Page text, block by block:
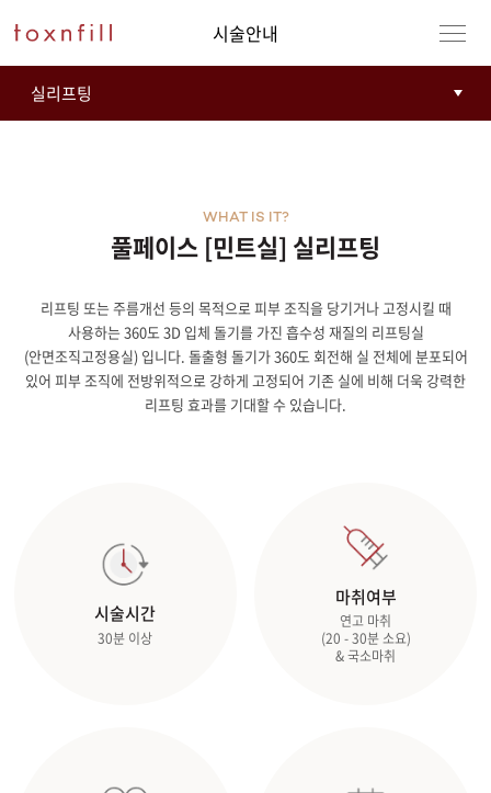
시술안내
풀페이스 [민트실] 실리프팅
WHAT IS IT?
리프팅 또는 주름개선 등의 목적으로 피부 조직을 당기거나 고정시킬 때
사용하는 360도 3D 입체 돌기를 가진 흡수성 재질의 리프팅실
(안면조직고정용실) 입니다. 돌출형 돌기가 360도 회전해 실 전체에 분포되어
있어 피부 조직에 전방위적으로 강하게 고정되어 기존 실에 비해 더욱 강력한
리프팅 효과를 기대할 수 있습니다.
시술시간
30분 이상
마취여부
연고 마취
(20 - 30분 소요)
& 국소마취